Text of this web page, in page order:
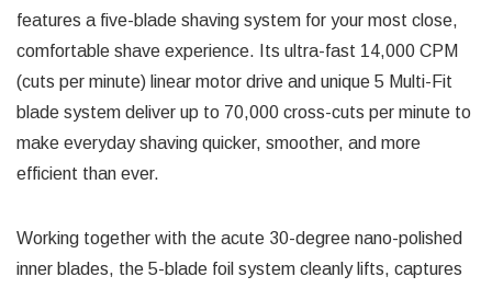
features a five-blade shaving system for your most close,
comfortable shave experience. Its ultra-fast 14,000 CPM
(cuts per minute) linear motor drive and unique 5 Multi-Fit
blade system deliver up to 70,000 cross-cuts per minute to
make everyday shaving quicker, smoother, and more
efficient than ever.
Working together with the acute 30-degree nano-polished
inner blades, the 5-blade foil system cleanly lifts, captures